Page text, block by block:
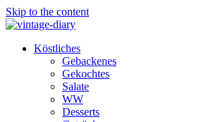
Skip to the content
Köstliches
Gebackenes
Gekochtes
Salate
WW
Desserts